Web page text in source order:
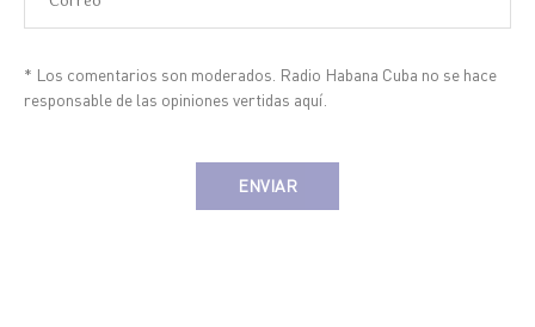
* Los comentarios son moderados. Radio Habana Cuba no se hace
responsable de las opiniones vertidas aquí.